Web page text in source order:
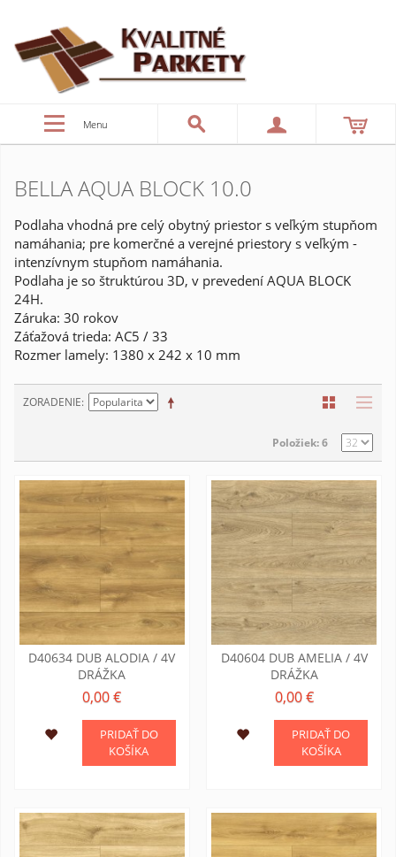
Menu
BELLA AQUA BLOCK 10.0
Podlaha vhodná pre celý obytný priestor s veľkým stupňom
namáhania; pre komerčné a verejné priestory s veľkým -
intenzívnym stupňom namáhania.
Podlaha je so štruktúrou 3D, v prevedení AQUA BLOCK
24H.
Záruka: 30 rokov
Záťažová trieda: AC5 / 33
Rozmer lamely: 1380 x 242 x 10 mm
ZORADENIE
Položiek: 6
D40634 DUB ALODIA / 4V
DRÁŽKA
0,00 €
PRIDAŤ DO
KOŠÍKA
D40604 DUB AMELIA / 4V
DRÁŽKA
0,00 €
PRIDAŤ DO
KOŠÍKA